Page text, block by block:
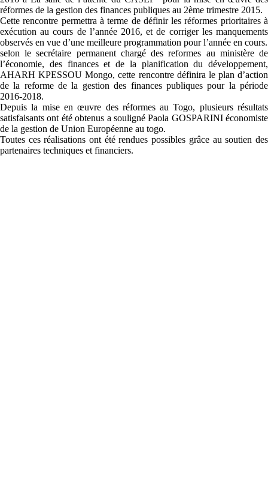
réformes de la gestion des finances publiques au 2ème trimestre 2015.
Cette rencontre permettra à terme de définir les réformes prioritaires à
exécution au cours de l’année 2016, et de corriger les manquements
observés en vue d’une meilleure programmation pour l’année en cours.
selon le secrétaire permanent chargé des reformes au ministère de
l’économie, des finances et de la planification du développement,
AHARH KPESSOU Mongo, cette rencontre définira le plan d’action
de la reforme de la gestion des finances publiques pour la période
2016-2018.
Depuis la mise en œuvre des réformes au Togo, plusieurs résultats
satisfaisants ont été obtenus a souligné Paola GOSPARINI économiste
de la gestion de Union Européenne au togo.
Toutes ces réalisations ont été rendues possibles grâce au soutien des
partenaires techniques et financiers.